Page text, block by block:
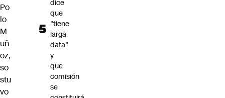
Po
lo
M
uñ
oz,
so
stu
vo
dice
que
"tiene
larga
data"
y
que
comisión
se